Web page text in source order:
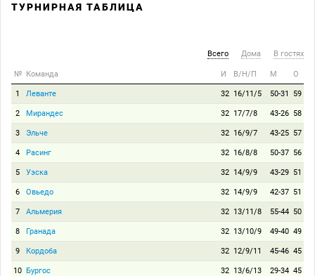
ТУРНИРНАЯ ТАБЛИЦА
Всего Дома В гостях
№ Команда И В/Н/П М О
1 Леванте 32 16/11/5 50-31 59
2 Мирандес 32 17/7/8 43-26 58
3 Эльче 32 16/9/7 43-25 57
4 Расинг 32 16/8/8 50-37 56
5 Уэска 32 14/9/9 43-29 51
6 Овьедо 32 14/9/9 42-37 51
7 Альмерия 32 13/11/8 55-44 50
8 Гранада 32 13/10/9 49-40 49
9 Кордоба 32 12/9/11 45-46 45
10 Бургос 32 13/6/13 29-34 45